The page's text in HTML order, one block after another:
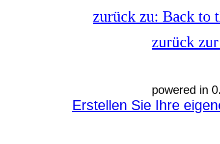
zurück zu: Back to
zurück
powered in
Erstellen Sie Ihre